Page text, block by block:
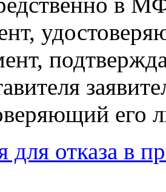
его
для отказа в